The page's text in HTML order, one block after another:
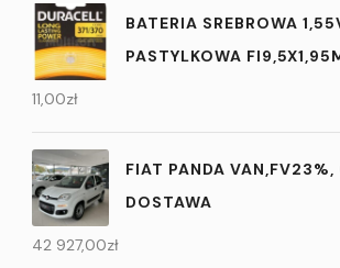
BATERIA SREBROWA
PASTYLKOWA
11,00zł
FIAT PANDA VAN,FV23%,
DOSTAWA
42 927,00zł